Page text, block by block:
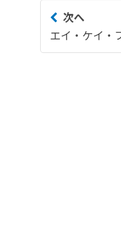
次へ
エイ・ケイ・